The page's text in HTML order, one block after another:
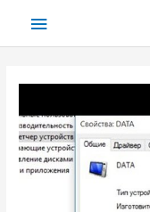
Main